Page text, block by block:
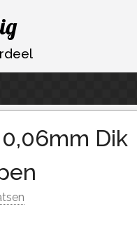
Dik